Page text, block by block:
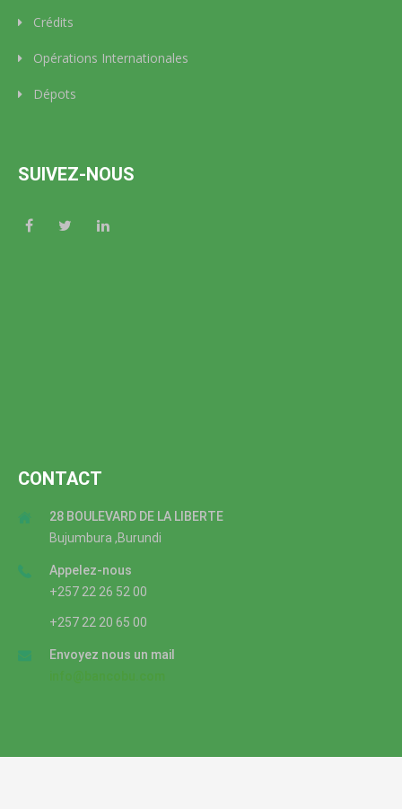
Crédits
Opérations Internationales
Dépots
SUIVEZ-NOUS
CONTACT
28 BOULEVARD DE LA LIBERTE
Bujumbura ,Burundi
Appelez-nous
+257 22 26 52 00
+257 22 20 65 00
Envoyez nous un mail